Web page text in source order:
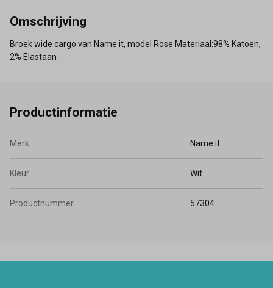
Omschrijving
Broek wide cargo van Name it, model Rose Materiaal:98% Katoen,
2% Elastaan
Productinformatie
Merk Name it
Kleur Wit
Productnummer 57304